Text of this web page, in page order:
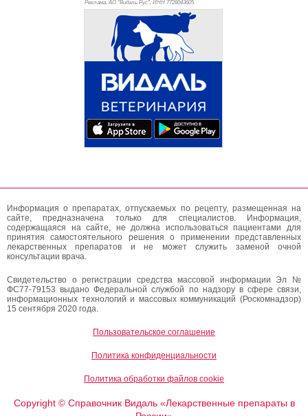
Реклама. АО "Видаль Рус", ИНН 7728043605
Информация о препаратах, отпускаемых по рецепту, размещенная на
сайте, предназначена только для специалистов. Информация,
содержащаяся на сайте, не должна использоваться пациентами для
принятия самостоятельного решения о применении представленных
лекарственных препаратов и не может служить заменой очной
консультации врача.
Свидетельство о регистрации средства массовой информации Эл №
ФС77-79153 выдано Федеральной службой по надзору в сфере связи,
информационных технологий и массовых коммуникаций (Роскомнадзор)
15 сентября 2020 года.
Пользовательское соглашение
Политика конфиденциальности
Политика обработки файлов cookie
Copyright ©Справочник Видаль «Лекарственные препараты в